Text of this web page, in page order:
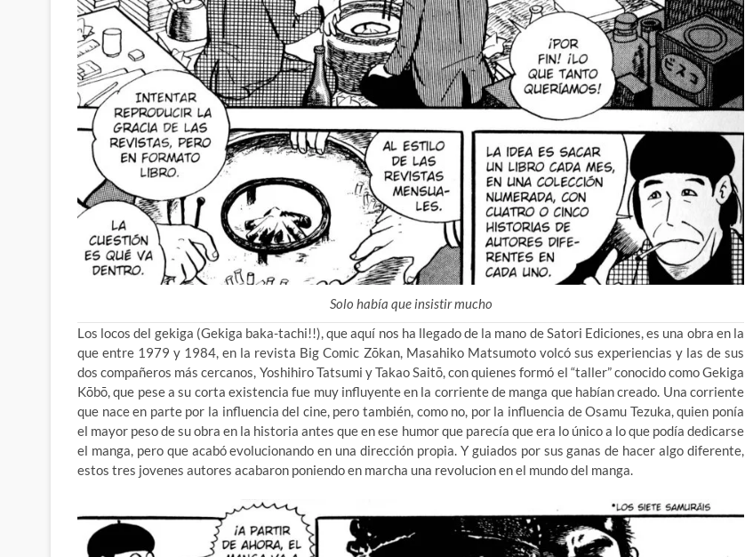
Solo había que insistir mucho
Los locos del gekiga (Gekiga baka-tachi!!), que aquí nos ha llegado de la mano de Satori Ediciones, es una obra en la
que entre 1979 y 1984, en la revista Big Comic Zōkan, Masahiko Matsumoto volcó sus experiencias y las de sus
dos compañeros más cercanos, Yoshihiro Tatsumi y Takao Saitō, con quienes formó el “taller” conocido como Gekiga
Kōbō, que pese a su corta existencia fue muy influyente en la corriente de manga que habían creado. Una corriente
que nace en parte por la influencia del cine, pero también, como no, por la influencia de Osamu Tezuka, quien ponía
el mayor peso de su obra en la historia antes que en ese humor que parecía que era lo único a lo que podía dedicarse
el manga, pero que acabó evolucionando en una dirección propia. Y guiados por sus ganas de hacer algo diferente,
estos tres jovenes autores acabaron poniendo en marcha una revolucion en el mundo del manga.